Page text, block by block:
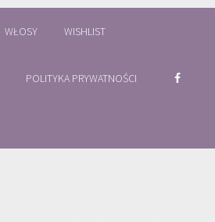
WŁOSY WISHLIST
POLITYKA PRYWATNOŚCI